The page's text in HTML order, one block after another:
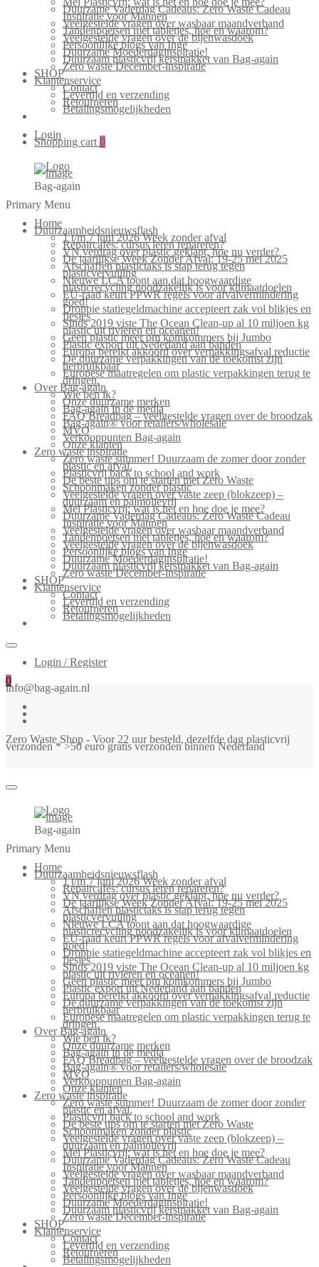
Duurzame Vaderdag Cadeaus: Zero Waste Cadeau
Inspiratie voor Mannen
Veelgestelde vragen over wasbaar maandverband
Tandenpoetsen met tabletjes, hoe en waarom?
Veelgestelde vragen over de bijenwasdoek
Persoonlijke blogs van Inge
Duurzame Moederdaginspiratie!
Duurzaam plasticvrij kerstpakket van Bag-again
Zero waste December-inspiratie
SHOP
Klantenservice
Contact
Levertijd en verzending
Retourneren
Betalingsmogelijkheden
Login
Shopping cart 0
Bag-again
Primary Menu
Home
Duurzaamheidsnieuwsflash
1 t/m 7 juni 2026 Week zonder afval
Repaircafés: cursus leren repareren?
VN verdrag over plastic geklapt, hoe nu verder?
De jaarlijkse Week Zonder Afval: 19-25 mei 2025
Afschaffen plastictaks is stap terug tegen
plasticvervuiling
Nieuwe LCA toont aan dat hoogwaardige
plasticrecycling noodzakelijk is voor klimaatdoelen
EU-raad keurt PPWR regels voor afvalvermindering
goed!
Droppie statiegeldmachine accepteert zak vol blikjes en
flesjes
Sinds 2019 viste The Ocean Clean-up al 10 miljoen kg
plastic uit rivieren en oceanen!
Geen plastic meer om komkommers bij Jumbo
Plastic export uit Nederland aan banden
Europa bereikt akkoord over verpakkingsafval reductie
De duurzame verpakkingen van de toekomst zijn
herbruikbaar
Europese maatregelen om plastic verpakkingen terug te
dringen.
Over Bag-again
Wie ben ik?
Onze duurzame merken
Bag-again in de media
FAQ Breadbag – veelgestelde vragen over de broodzak
Bag-again® voor retailers/wholesale
MVO
Verkooppunten Bag-again
Onze klanten
Zero waste inspiratie
Zero waste summer! Duurzaam de zomer door zonder
plastic en afval.
Plasticvrij back to school and work
De beste tips om te starten met Zero Waste
Schoonmaken zonder plastic
Veelgestelde vragen over vaste zeep (blokzeep) –
duurzaam en palmolievrij
Mei Plasticvrij: wat is het en hoe doe je mee?
Duurzame Vaderdag Cadeaus: Zero Waste Cadeau
Inspiratie voor Mannen
Veelgestelde vragen over wasbaar maandverband
Tandenpoetsen met tabletjes, hoe en waarom?
Veelgestelde vragen over de bijenwasdoek
Persoonlijke blogs van Inge
Duurzame Moederdaginspiratie!
Duurzaam plasticvrij kerstpakket van Bag-again
Zero waste December-inspiratie
SHOP
Klantenservice
Contact
Levertijd en verzending
Retourneren
Betalingsmogelijkheden
Login / Register
0
info@bag-again.nl
Zero Waste Shop - Voor 22 uur besteld, dezelfde dag plasticvrij
verzonden * >50 euro gratis verzonden binnen Nederland
Bag-again
Primary Menu
Home
Duurzaamheidsnieuwsflash
1 t/m 7 juni 2026 Week zonder afval
Repaircafés: cursus leren repareren?
VN verdrag over plastic geklapt, hoe nu verder?
De jaarlijkse Week Zonder Afval: 19-25 mei 2025
Afschaffen plastictaks is stap terug tegen
plasticvervuiling
Nieuwe LCA toont aan dat hoogwaardige
plasticrecycling noodzakelijk is voor klimaatdoelen
EU-raad keurt PPWR regels voor afvalvermindering
goed!
Droppie statiegeldmachine accepteert zak vol blikjes en
flesjes
Sinds 2019 viste The Ocean Clean-up al 10 miljoen kg
plastic uit rivieren en oceanen!
Geen plastic meer om komkommers bij Jumbo
Plastic export uit Nederland aan banden
Europa bereikt akkoord over verpakkingsafval reductie
De duurzame verpakkingen van de toekomst zijn
herbruikbaar
Europese maatregelen om plastic verpakkingen terug te
dringen.
Over Bag-again
Wie ben ik?
Onze duurzame merken
Bag-again in de media
FAQ Breadbag – veelgestelde vragen over de broodzak
Bag-again® voor retailers/wholesale
MVO
Verkooppunten Bag-again
Onze klanten
Zero waste inspiratie
Zero waste summer! Duurzaam de zomer door zonder
plastic en afval.
Plasticvrij back to school and work
De beste tips om te starten met Zero Waste
Schoonmaken zonder plastic
Veelgestelde vragen over vaste zeep (blokzeep) –
duurzaam en palmolievrij
Mei Plasticvrij: wat is het en hoe doe je mee?
Duurzame Vaderdag Cadeaus: Zero Waste Cadeau
Inspiratie voor Mannen
Veelgestelde vragen over wasbaar maandverband
Tandenpoetsen met tabletjes, hoe en waarom?
Veelgestelde vragen over de bijenwasdoek
Persoonlijke blogs van Inge
Duurzame Moederdaginspiratie!
Duurzaam plasticvrij kerstpakket van Bag-again
Zero waste December-inspiratie
SHOP
Klantenservice
Contact
Levertijd en verzending
Retourneren
Betalingsmogelijkheden